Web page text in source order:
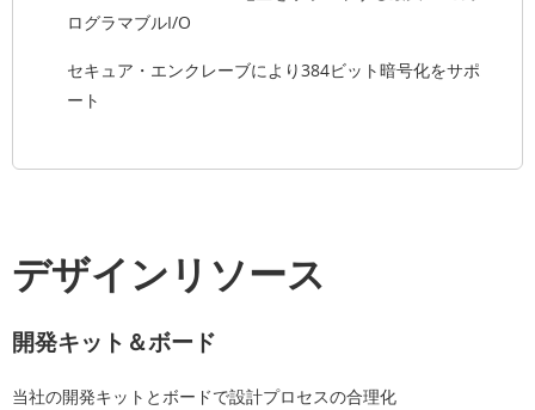
ログラマブルI/O
セキュア・エンクレーブにより384ビット暗号化をサポ
ート
デザインリソース
開発キット＆ボード
当社の開発キットとボードで設計プロセスの合理化